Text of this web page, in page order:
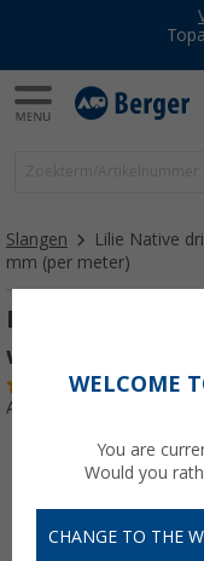
Slangen
Lilie Native
mm (per meter)
Lilie Native
water 10x15
(47)
Artikelnr: 204450
WELCOME
You are
Would you
CHANGE TO THE